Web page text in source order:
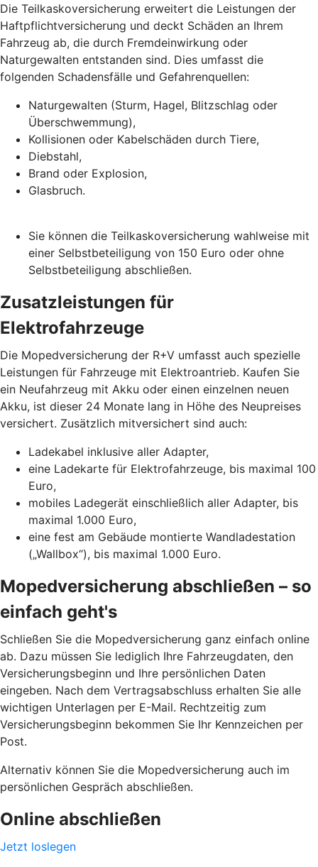
Die Teilkaskoversicherung erweitert die Leistungen der
Haftpflichtversicherung und deckt Schäden an Ihrem
Fahrzeug ab, die durch Fremdeinwirkung oder
Naturgewalten entstanden sind. Dies umfasst die
folgenden Schadensfälle und Gefahrenquellen:
Naturgewalten (Sturm, Hagel, Blitzschlag oder
Überschwemmung),
Kollisionen oder Kabelschäden durch Tiere,
Diebstahl,
Brand oder Explosion,
Glasbruch.
Sie können die Teilkaskoversicherung wahlweise mit
einer Selbstbeteiligung von 150 Euro oder ohne
Selbstbeteiligung abschließen.
Zusatzleistungen für
Elektrofahrzeuge
Die Mopedversicherung der R+V umfasst auch spezielle
Leistungen für Fahrzeuge mit Elektroantrieb. Kaufen Sie
ein Neufahrzeug mit Akku oder einen einzelnen neuen
Akku, ist dieser 24 Monate lang in Höhe des Neupreises
versichert. Zusätzlich mitversichert sind auch:
Ladekabel inklusive aller Adapter,
eine Ladekarte für Elektrofahrzeuge, bis maximal 100
Euro,
mobiles Ladegerät einschließlich aller Adapter, bis
maximal 1.000 Euro,
eine fest am Gebäude montierte Wandladestation
(„Wallbox“), bis maximal 1.000 Euro.
Mopedversicherung abschließen – so
einfach geht's
Schließen Sie die Mopedversicherung ganz einfach online
ab. Dazu müssen Sie lediglich Ihre Fahrzeugdaten, den
Versicherungsbeginn und Ihre persönlichen Daten
eingeben. Nach dem Vertragsabschluss erhalten Sie alle
wichtigen Unterlagen per E-Mail. Rechtzeitig zum
Versicherungsbeginn bekommen Sie Ihr Kennzeichen per
Post.
Alternativ können Sie die Mopedversicherung auch im
persönlichen Gespräch abschließen.
Online abschließen
Jetzt loslegen